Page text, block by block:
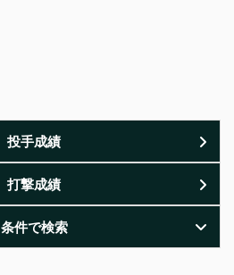
投手成績
打撃成績
条件で検索